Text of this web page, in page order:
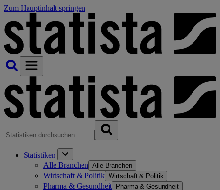
Zum Hauptinhalt springen
Statistiken
Alle Branchen Alle Branchen
Wirtschaft & Politik Wirtschaft & Politik
Pharma & Gesundheit Pharma & Gesundheit